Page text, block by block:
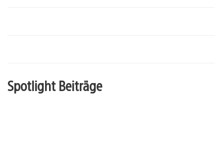
Spotlight Beiträge